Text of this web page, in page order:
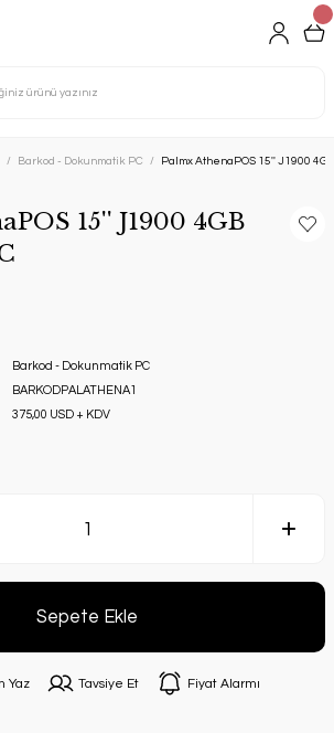
Barkod - Dokunmatik PC Palmx AthenaPOS 15'' J1900
15'' J1900 4GB
Barkod - Dokunmatik PC
BARKODPALATHENA1
375,00 USD + KDV
Sepete Ekle
Yaz Tavsiye Et Fiyat Alarmı